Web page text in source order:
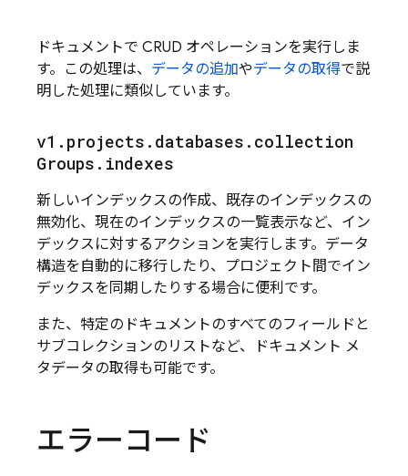
ドキュメントで CRUD オペレーションを実行しま
す。この処理は、 データの追加やデータの取得で説
明した処理に類似しています。
v1 . projects . databases . collection
Groups . indexes
新しいインデックスの作成、既存のインデックスの
無効化、現在のインデックスの一覧表示など、イン
デックスに対するアクションを実行します。データ
構造を自動的に移行したり、プロジェクト間でイン
デックスを同期したりする場合に便利です。
また、特定のドキュメントのすべてのフィールドと
サブコレクションのリストなど、ドキュメント メ
タデータの取得も可能です。
エラーコード